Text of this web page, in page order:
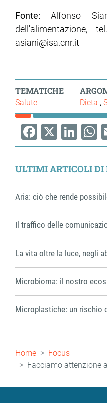
Fonte: Alfonso
dell'alimentazione,
asiani@isa.cnr.it -
TEMATICHE
Salute Dieta
Facebook
X
ULTIMI ARTICOLI DI
Aria: ciò che rende
Il traffico delle
La vita oltre la luce, negli
Microbioma: il nostro
Microplastiche: un rischio
Briciole
di
pane
Home
Focus
Facciamo attenzione